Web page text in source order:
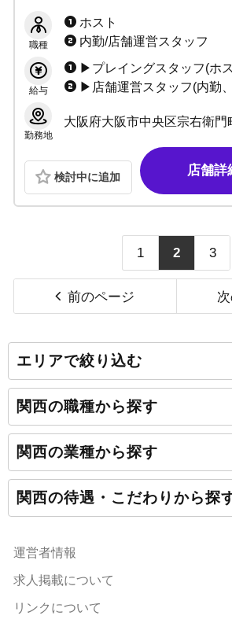
保証で未経験でも安心！あなた
に引き出します！
職種
ホスト
内勤/店舗運営スタッフ
給与
▶プレイングスタッフ(ホスト) 日給最大15,000円 ＋総売上50%バック〜 ＋高額ボトル買取制度 ＋永久的なリファーラル手当 【
▶店舗運営スタッフ(内勤、チーフ、ウェイター) 日給10,000円 ＋店舗売上バック ＋永久的なリファーラル手当 ※場合によってはプレイングスタッフより稼げます 役
勤務地
検討中に追加 店舗詳
1 2 3
前のページ
エリアで絞り込む
関西の職種から探す
関西の業種から探す
関西の待遇・こだわりから探
運営者情報
求人掲載について
リンクについて